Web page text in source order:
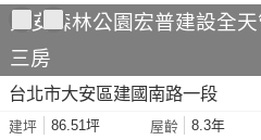
大安森林公園宏普建設全
三房
台北市大安區建國南路一段
建坪 86.51坪 屋齡 8.3年